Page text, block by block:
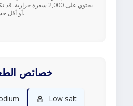
يحتوي على 2,000 سعرة
أو أقل حسب احتياجاتك السعرية.
خصائص
🧂 Low salt